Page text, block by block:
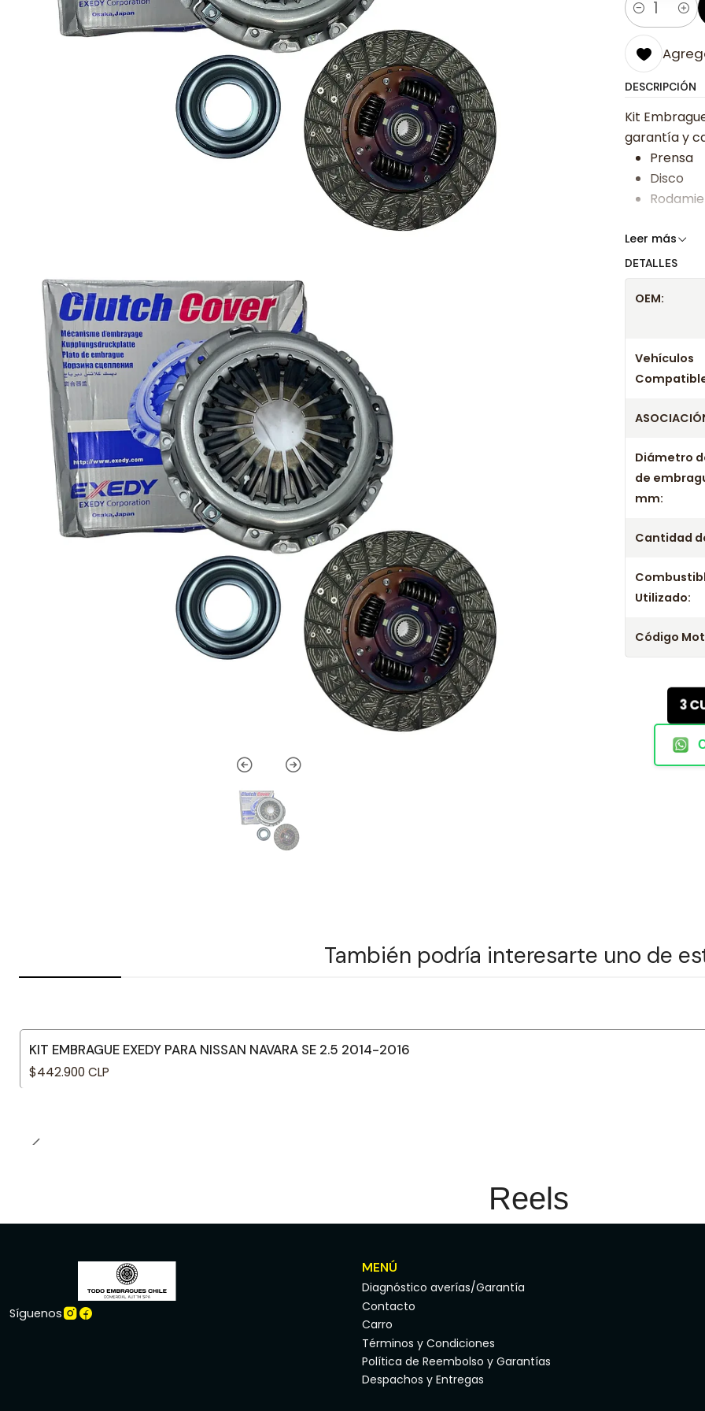
Cantidad
DESCRIPCIÓN
Kit
garantía y
Prensa
Disco
Somos
Años
Kit
Kit
Kit
Kit
Leer más
DETALLES
OEM:
Vehículos
Diámetro
de
mm:
Cantidad
Utilizado:
Código
3
También podría interesarte uno de
KIT EMBRAGUE EXEDY PARA NISSAN NAVARA SE 2.5 2014-2016
$442.900 CLP
Reels
Síguenos
MENÚ
Diagnóstico averías/Garantía
Contacto
Carro
Términos y Condiciones
Política de Reembolso y Garantías
Despachos y Entregas